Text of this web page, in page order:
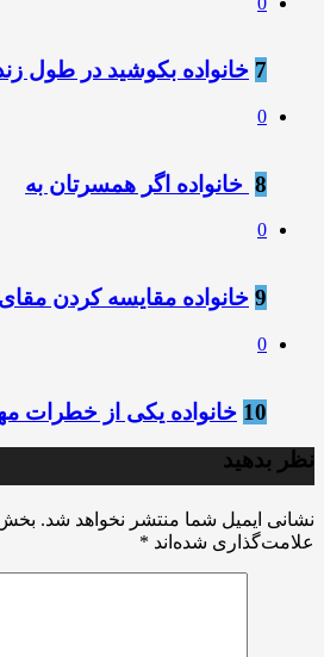
7 خانواده بکوشید در طول
0
8 ‍ خانواده اگر همسرتان به
0
9 خانواده مقایسه کردن مقای
0
10 خانواده یکی از خطرات
نظر بدهید
نشانی ایمیل شما منتشر نخواهد شد.
علامت‌گذاری شده‌اند *